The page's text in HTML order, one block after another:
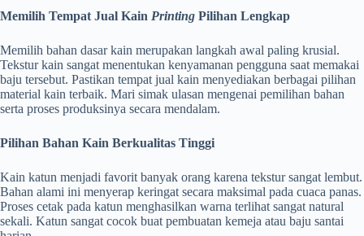
Memilih Tempat Jual Kain Printing Pilihan Lengkap
Memilih bahan dasar kain merupakan langkah awal paling krusial.
Tekstur kain sangat menentukan kenyamanan pengguna saat memakai
baju tersebut. Pastikan tempat jual kain menyediakan berbagai pilihan
material kain terbaik. Mari simak ulasan mengenai pemilihan bahan
serta proses produksinya secara mendalam.
Pilihan Bahan Kain Berkualitas Tinggi
Kain katun menjadi favorit banyak orang karena tekstur sangat lembut.
Bahan alami ini menyerap keringat secara maksimal pada cuaca panas.
Proses cetak pada katun menghasilkan warna terlihat sangat natural
sekali. Katun sangat cocok buat pembuatan kemeja atau baju santai